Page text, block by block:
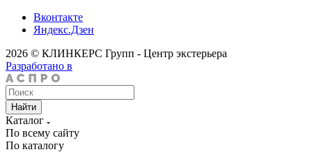
Вконтакте
Яндекс.Дзен
2026 © КЛИНКЕРС Групп - Центр экстерьера
Разработано в
Найти
Каталог
По всему сайту
По каталогу